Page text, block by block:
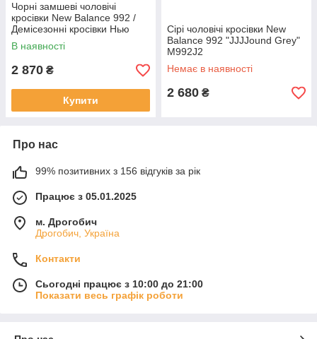
Чорні замшеві чоловічі
кросівки New Balance 992 /
Демісезонні кросівки Нью
Беланс 992
В наявності
2 870 ₴
Купити
Сірі чоловічі кросівки New
Balance 992 "JJJJound Grey"
M992J2
Немає в наявності
2 680 ₴
Про нас
99% позитивних з 156 відгуків за рік
Працює з 05.01.2025
м. Дрогобич
Дрогобич, Україна
Контакти
Сьогодні працює з 10:00 до 21:00
Показати весь графік роботи